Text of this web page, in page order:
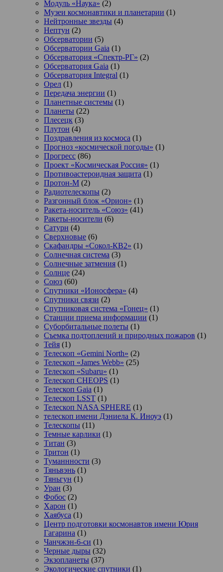
Модуль «Наука» (2)
Музеи космонавтики и планетарии (1)
Нейтронные звезды (4)
Нептун (2)
Обсерватории (5)
Обсерватории Gaia (1)
Обсерватория «Спектр-РГ» (2)
Обсерватория Gaia (1)
Обсерватория Integral (1)
Орел (1)
Передача энергии (1)
Планетные системы (1)
Планеты (22)
Плесецк (3)
Плутон (4)
Поздравления из космоса (1)
Прогноз «космической погоды» (1)
Прогресс (86)
Проект «Космическая Россия» (1)
Противоастероидная защита (1)
Протон-М (2)
Радиотелескопы (2)
Разгонный блок «Орион» (1)
Ракета-носитель «Союз» (41)
Ракеты-носители (6)
Сатурн (4)
Сверхновые (6)
Скафандры «Сокол-КВ2» (1)
Солнечная система (3)
Солнечные затмения (1)
Солнце (24)
Союз (60)
Спутники «Ионосфера» (4)
Спутники связи (2)
Спутниковая система «Гонец» (1)
Станции приема информации (1)
Суборбитальные полеты (1)
Съемка подтоплений и природных пожаров (1)
Тейя (1)
Телескоп «Gemini North» (2)
Телескоп «James Webb» (25)
Телескоп «Subaru» (1)
Телескоп CHEOPS (1)
Телескоп Gaia (1)
Телескоп LSST (1)
Телескоп NASA SPHERE (1)
телескоп имени Дэниела К. Иноуэ (1)
Телескопы (11)
Темные карлики (1)
Титан (3)
Тритон (1)
Туманнности (3)
Тяньвэнь (1)
Тяньгун (1)
Уран (3)
Фобос (2)
Харон (1)
Хаябуса (1)
Центр подготовки космонавтов имени Юрия
Гагарина (1)
Чанчжэн-6-си (1)
Черные дыры (32)
Экзопланеты (37)
Экологические спутники (1)